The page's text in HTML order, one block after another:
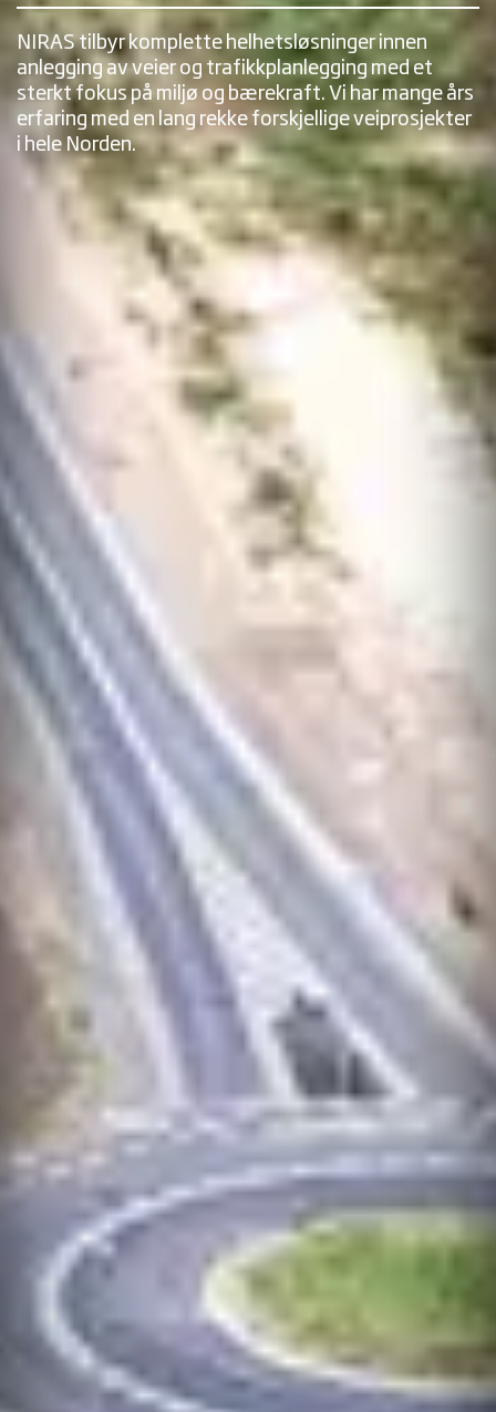
NIRAS tilbyr komplette helhetsløsninger innen
anlegging av veier og trafikkplanlegging med et
sterkt fokus på miljø og bærekraft. Vi har mange års
erfaring med en lang rekke forskjellige veiprosjekter
i hele Norden.